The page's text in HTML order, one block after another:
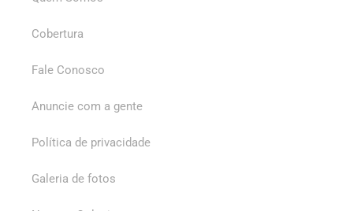
Cobertura
Fale Conosco
Anuncie com a gente
Política de privacidade
Galeria de fotos